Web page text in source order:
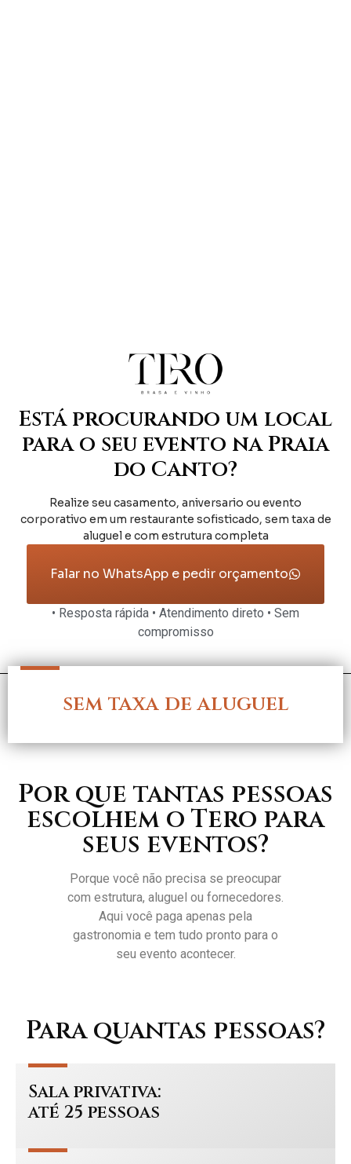
Está procurando um local
para o seu evento na Praia
do Canto?
Realize seu casamento, aniversario ou evento
corporativo em um restaurante sofisticado, sem taxa de
aluguel e com estrutura completa
Falar no WhatsApp e pedir orçamento
• Resposta rápida • Atendimento direto • Sem
compromisso
sem taxa de aluguel
Por que tantas pessoas
escolhem o Tero para
seus eventos?
Porque você não precisa se preocupar
com estrutura, aluguel ou fornecedores.
Aqui você paga apenas pela
gastronomia e tem tudo pronto para o
seu evento acontecer.
Para quantas pessoas?
Sala privativa:
até 25 pessoas